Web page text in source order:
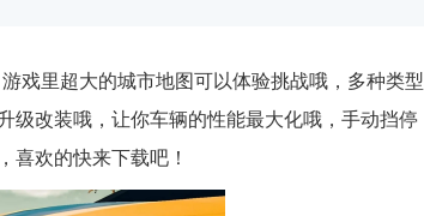
戏里超大的城市地图可以体验挑战哦，多种类型
级改装哦，让你车辆的性能最大化哦，手动挡停
喜欢的快来下载吧！